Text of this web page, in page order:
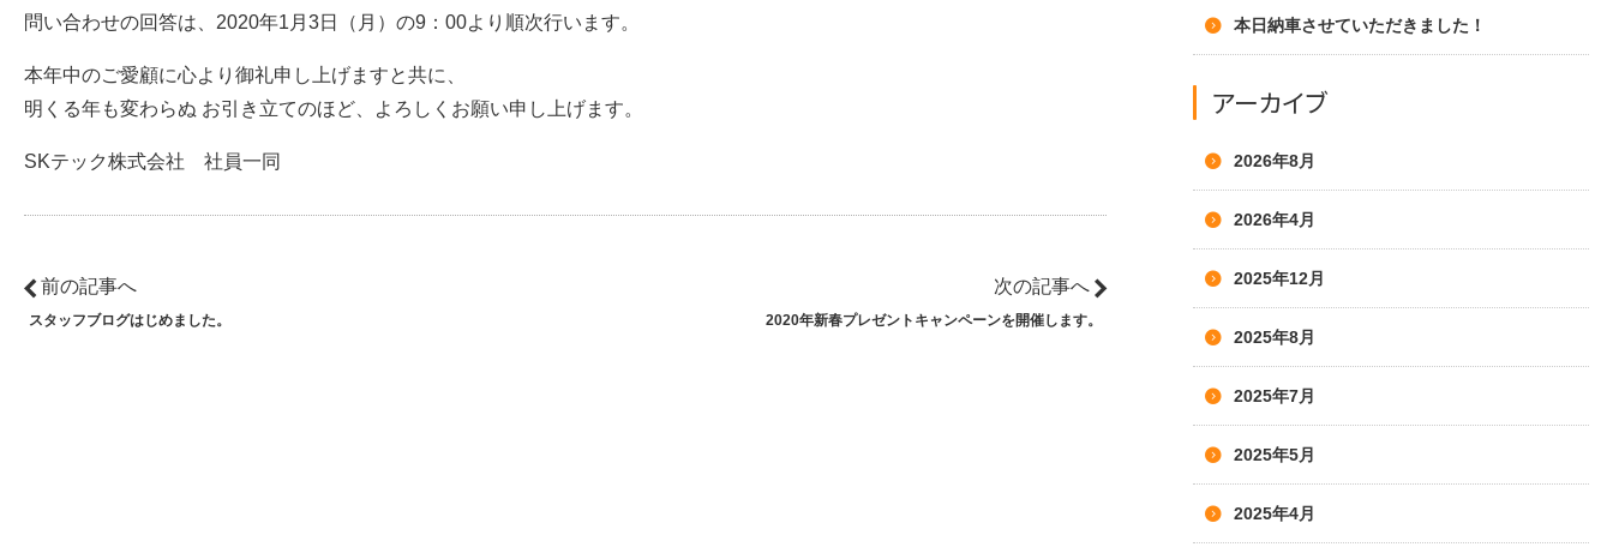
問い合わせの回答は、2020年1月3日（月）の9：00より順次行います。
本年中のご愛顧に心より御礼申し上げますと共に、
明くる年も変わらぬ お引き立てのほど、よろしくお願い申し上げます。
SKテック株式会社 社員一同
前の記事へ
スタッフブログはじめました。
次の記事へ
2020年新春プレゼントキャンペーンを開催します。
本日納車させていただきました！
アーカイブ
2026年8月
2026年4月
2025年12月
2025年8月
2025年7月
2025年5月
2025年4月